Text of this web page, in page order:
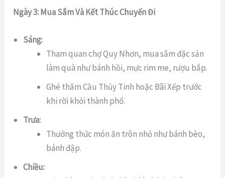
Ngày 3: Mua Sắm Và Kết Thúc Chuyến Đi
Sáng:
Tham quan chợ Quy Nhơn, mua sắm đặc sản
làm quà như bánh hồi, mực rim me, rượu bắp.
Ghé thăm Cầu Thủy Tinh hoặc Bãi Xếp trước
khi rời khỏi thành phố.
Trưa:
Thưởng thức món ăn trôn nhỏ như bánh bèo,
bánh đập.
Chiều: